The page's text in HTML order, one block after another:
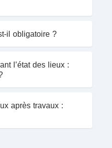
il obligatoire ?
l’état des lieux :
après travaux :